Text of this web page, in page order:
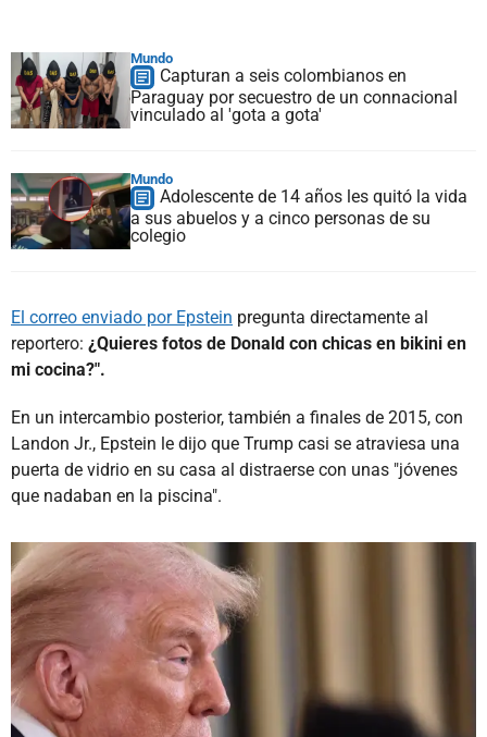
Mundo
Capturan a seis colombianos en
Paraguay por secuestro de un connacional
vinculado al 'gota a gota'
Mundo
Adolescente de 14 años les quitó la vida
a sus abuelos y a cinco personas de su
colegio
El correo enviado por Epstein pregunta directamente al
reportero: ¿Quieres fotos de Donald con chicas en bikini en
mi cocina?".
En un intercambio posterior, también a finales de 2015, con
Landon Jr., Epstein le dijo que Trump casi se atraviesa una
puerta de vidrio en su casa al distraerse con unas "jóvenes
que nadaban en la piscina".